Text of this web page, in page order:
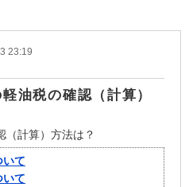
23:19
油税の確認（計算）
（計算）方法は？
いて
いて